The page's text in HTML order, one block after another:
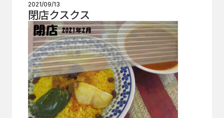
2021/09/13
閉店クスクス